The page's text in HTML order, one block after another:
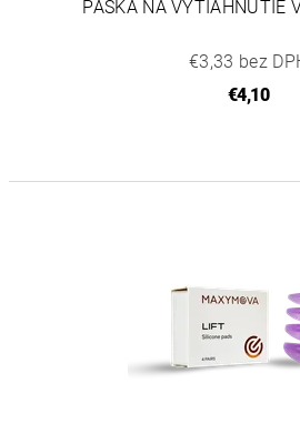
PÁSKA NA VYTIAHNUTIE
€3,33 bez
€4,10